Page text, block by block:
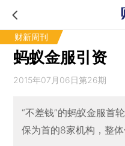
财新周刊
蚂蚁金服引资
2015年07月06日第26期
“不差钱”的蚂蚁金服首
保为首的8家机构，整